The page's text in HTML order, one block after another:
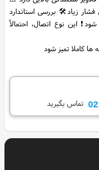
زیاد🛠️ بررسی استاندارد
این نوع اتصال، احتمالاً
ها کاملا تمیز شود
تماس بگیرید